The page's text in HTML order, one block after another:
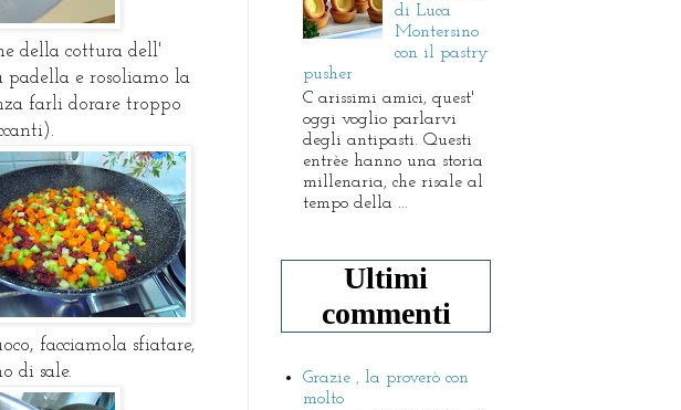
della cottura dell'
padella e rosoliamo la
farli dorare troppo
facciamola sfiatare,
di sale.
di Luca
Montersino
con il pastry
pusher
C arissimi amici, quest'
oggi voglio parlarvi
degli antipasti. Questi
entrèe hanno una storia
millenaria, che risale al
tempo della ...
Ultimi
commenti
Grazie , la proverò con
molto